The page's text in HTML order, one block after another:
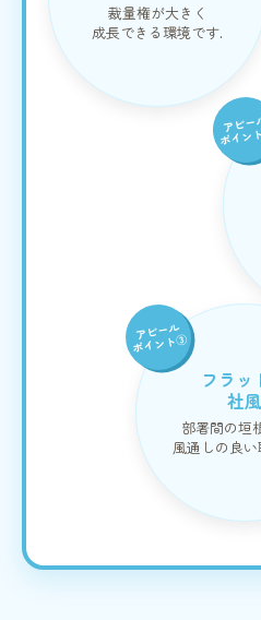
裁量権が大きく
成長できる環境です.
アピー
ポイン
アピール
ポイント③
フラッ
社風
部署間の垣
風通しの良